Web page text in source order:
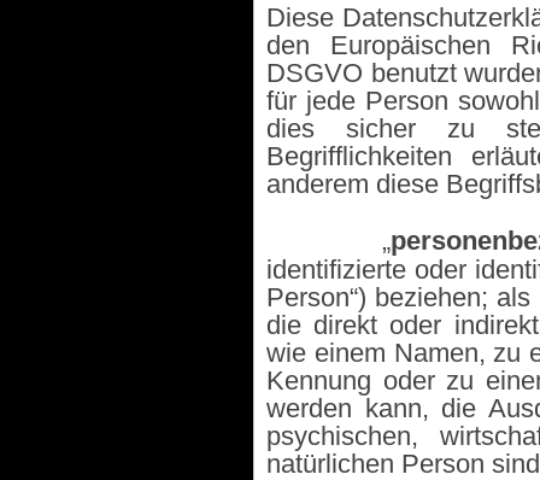
Diese
den Europäischen
DSGVO benutzt
für jede Person
dies sicher zu
Begrifflichkeiten
anderem diese
„
identifizierte oder
Person“) beziehen;
die direkt oder
wie einem Namen, zu
Kennung oder zu
werden kann, die
psychischen,
natürlichen Person